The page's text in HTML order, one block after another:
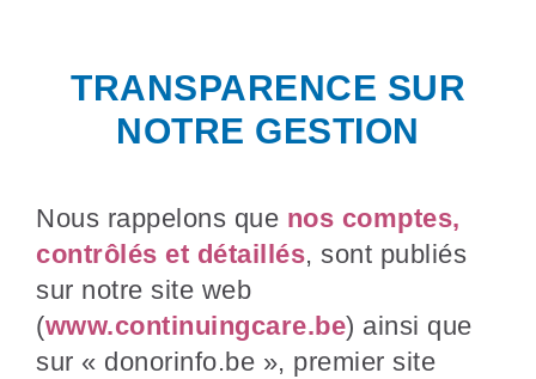
TRANSPARENCE SUR
NOTRE GESTION
Nous rappelons que nos comptes,
contrôlés et détaillés, sont publiés
sur notre site web
(www.continuingcare.be) ainsi que
sur « donorinfo.be », premier site